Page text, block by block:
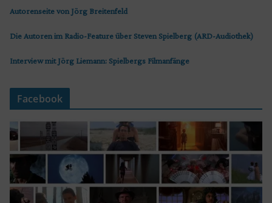
Autorenseite von Jörg Breitenfeld
Die Autoren im Radio-Feature über Steven Spielberg (ARD-Audiothek)
Interview mit Jörg Liemann: Spielbergs Filmanfänge
Facebook